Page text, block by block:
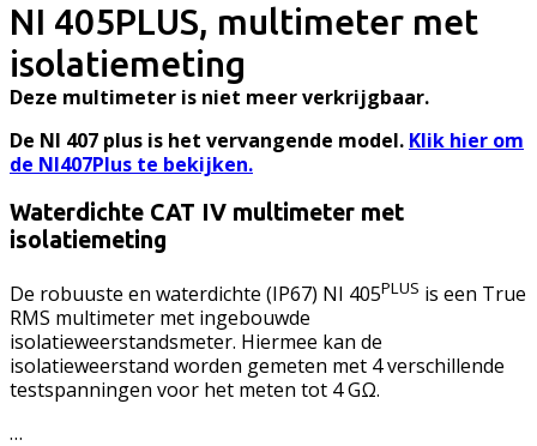
NI 405PLUS, multimeter met
isolatiemeting
Deze multimeter is niet meer verkrijgbaar.
De NI 407 plus is het vervangende model. Klik hier om
de NI407Plus te bekijken.
Waterdichte CAT IV multimeter met
isolatiemeting
De robuuste en waterdichte (IP67) NI 405PLUS is een True
RMS multimeter met ingebouwde
isolatieweerstandsmeter. Hiermee kan de
isolatieweerstand worden gemeten met 4 verschillende
testspanningen voor het meten tot 4 GΩ.
…